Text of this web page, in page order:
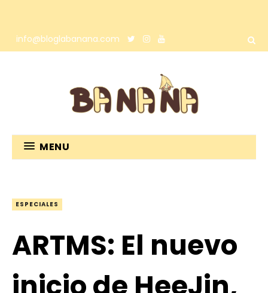
info@bloglabanana.com
MENU
ESPECIALES
ARTMS: El nuevo